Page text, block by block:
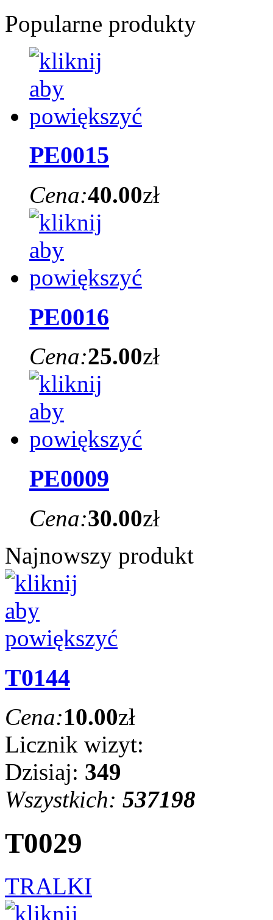
Popularne produkty
PE0015
Cena:40.00zł
PE0016
Cena:25.00zł
PE0009
Cena:30.00zł
Najnowszy produkt
T0144
Cena:10.00zł
Licznik wizyt:
Dzisiaj: 349
Wszystkich: 537198
T0029
TRALKI